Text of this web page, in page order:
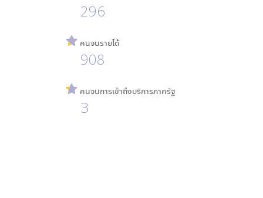
296
คนจนรายได้
908
คนจนการเข้าถึงบริการภาครัฐ
3